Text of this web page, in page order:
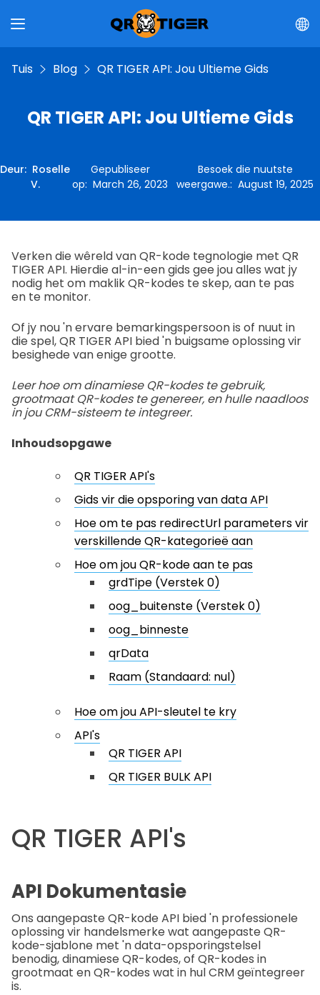
Tuis Blog QR TIGER API: Jou Ultieme Gids
QR TIGER API: Jou Ultieme Gids
Deur: Roselle
V.
Gepubliseer
op:March 26, 2023
Besoek die nuutste
weergawe.:August 19, 2025
Verken die wêreld van QR-kode tegnologie met QR
TIGER API. Hierdie al-in-een gids gee jou alles wat jy
nodig het om maklik QR-kodes te skep, aan te pas
en te monitor.
Of jy nou 'n ervare bemarkingspersoon is of nuut in
die spel, QR TIGER API bied 'n buigsame oplossing vir
besighede van enige grootte.
Leer hoe om dinamiese QR-kodes te gebruik,
grootmaat QR-kodes te genereer, en hulle naadloos
in jou CRM-sisteem te integreer.
Inhoudsopgawe
QR TIGER API's
Gids vir die opsporing van data API
Hoe om te pas redirectUrl parameters vir
verskillende QR-kategorieë aan
Hoe om jou QR-kode aan te pas
grdTipe (Verstek 0)
oog_buitenste (Verstek 0)
oog_binneste
qrData
Raam (Standaard: nul)
Hoe om jou API-sleutel te kry
API's
QR TIGER API
QR TIGER BULK API
QR TIGER API's
API Dokumentasie
Ons aangepaste QR-kode API bied 'n professionele
oplossing vir handelsmerke wat aangepaste QR-
kode-sjablone met 'n data-opsporingstelsel
benodig, dinamiese QR-kodes, of QR-kodes in
grootmaat en QR-kodes wat in hul CRM geïntegreer
is.